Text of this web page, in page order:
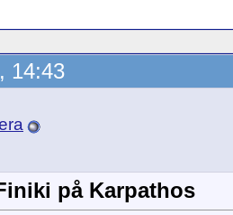
14:43
på Karpathos